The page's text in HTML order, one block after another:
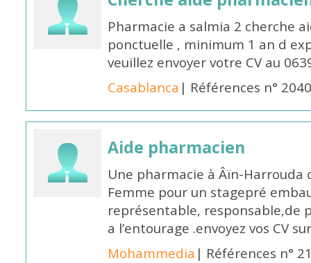
Pharmacie a salmia 2 cherche
ponctuelle , minimum 1 an d
veuillez envoyer votre CV au
Casablanca | Références n°
Aide pharmacien
Une pharmacie à Âïn-Harrouda
Femme pour un stagepré
représentable,
a l’entourage .envoyez vos CV
Mohammedia | Références n°